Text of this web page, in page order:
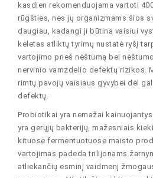
kasdien rekomenduojama vartoti
rūgšties, nes jų organizmams šios
daugiau, kadangi ji būtina vaisiui
keletas atliktų tyrimų nustatė ryšį
vartojimo prieš nėštumą bei
nervinio vamzdelio defektų rizikos.
rimtų pavojų vaisiaus gyvybei dėl
defektų.
Probiotikai yra nemažai
yra gerųjų bakterijų, mažesniais
kituose fermentuotuose maisto
vartojimas padeda trilijonams
atliekančių esminį vaidmenį